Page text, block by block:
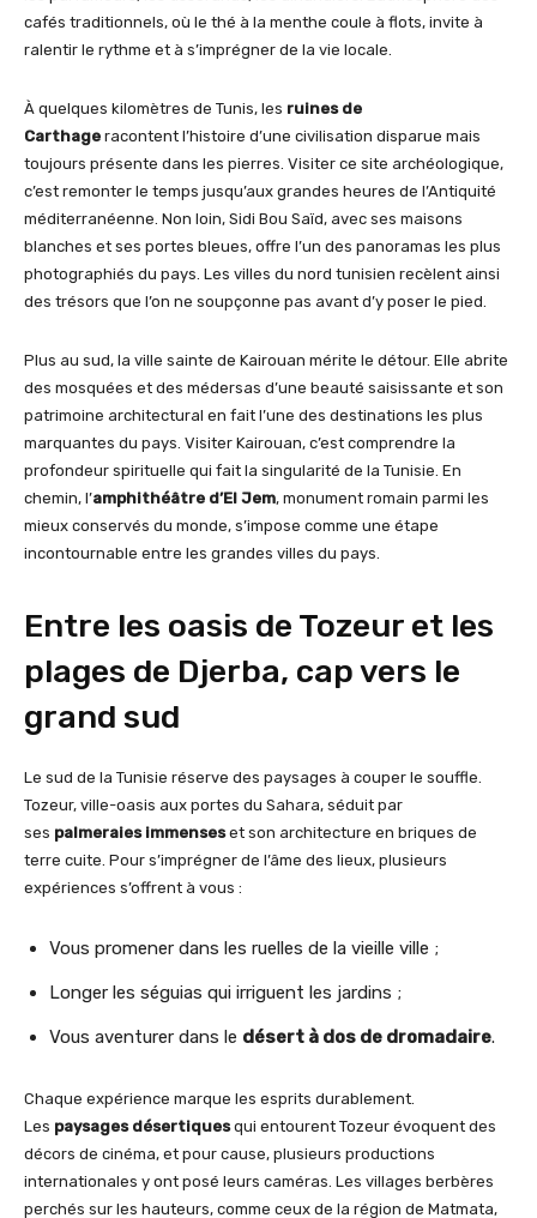
cafés traditionnels, où le thé à la menthe coule à flots, invite à
ralentir le rythme et à s’imprégner de la vie locale.
À quelques kilomètres de Tunis, les ruines de
Carthage racontent l’histoire d’une civilisation disparue mais
toujours présente dans les pierres. Visiter ce site archéologique,
c’est remonter le temps jusqu’aux grandes heures de l’Antiquité
méditerranéenne. Non loin, Sidi Bou Saïd, avec ses maisons
blanches et ses portes bleues, offre l’un des panoramas les plus
photographiés du pays. Les villes du nord tunisien recèlent ainsi
des trésors que l’on ne soupçonne pas avant d’y poser le pied.
Plus au sud, la ville sainte de Kairouan mérite le détour. Elle abrite
des mosquées et des médersas d’une beauté saisissante et son
patrimoine architectural en fait l’une des destinations les plus
marquantes du pays. Visiter Kairouan, c’est comprendre la
profondeur spirituelle qui fait la singularité de la Tunisie. En
chemin, l’amphithéâtre d’El Jem, monument romain parmi les
mieux conservés du monde, s’impose comme une étape
incontournable entre les grandes villes du pays.
Entre les oasis de Tozeur et les
plages de Djerba, cap vers le
grand sud
Le sud de la Tunisie réserve des paysages à couper le souffle.
Tozeur, ville-oasis aux portes du Sahara, séduit par
ses palmeraies immenseset son architecture en briques de
terre cuite. Pour s’imprégner de l’âme des lieux, plusieurs
expériences s’offrent à vous :
Vous promener dans les ruelles de la vieille ville ;
Longer les séguias qui irriguent les jardins ;
Vous aventurer dans le désert à dos de dromadaire.
Chaque expérience marque les esprits durablement.
Les paysages désertiquesqui entourent Tozeur évoquent des
décors de cinéma, et pour cause, plusieurs productions
internationales y ont posé leurs caméras. Les villages berbères
perchés sur les hauteurs, comme ceux de la région de Matmata,